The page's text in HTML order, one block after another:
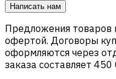
Написать нам
Предложения товаров
офертой. Договоры
оформляются через
заказа составляет 450